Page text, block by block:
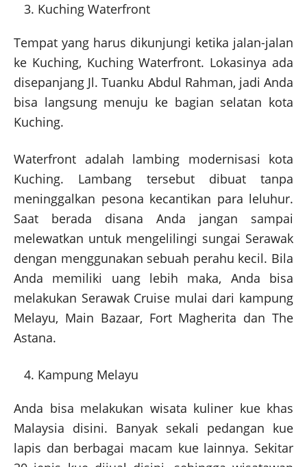
Kuching Waterfront
Tempat yang harus dikunjungi ketika jalan-jalan
ke Kuching, Kuching Waterfront. Lokasinya ada
disepanjang Jl. Tuanku Abdul Rahman, jadi Anda
bisa langsung menuju ke bagian selatan kota
Kuching.
Waterfront adalah lambing modernisasi kota
Kuching. Lambang tersebut dibuat tanpa
meninggalkan pesona kecantikan para leluhur.
Saat berada disana Anda jangan sampai
melewatkan untuk mengelilingi sungai Serawak
dengan menggunakan sebuah perahu kecil. Bila
Anda memiliki uang lebih maka, Anda bisa
melakukan Serawak Cruise mulai dari kampung
Melayu, Main Bazaar, Fort Magherita dan The
Astana.
Kampung Melayu
Anda bisa melakukan wisata kuliner kue khas
Malaysia disini. Banyak sekali pedangan kue
lapis dan berbagai macam kue lainnya. Sekitar